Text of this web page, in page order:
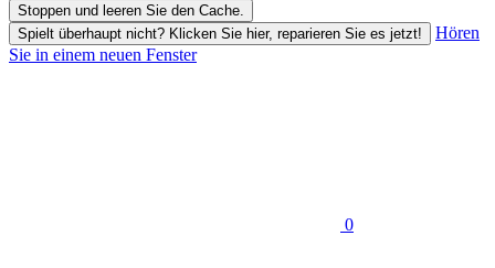
Stoppen und leeren Sie den Cache.
Spielt überhaupt nicht? Klicken Sie hier, reparieren Sie es jetzt!
Hören
Sie in einem neuen Fenster
0